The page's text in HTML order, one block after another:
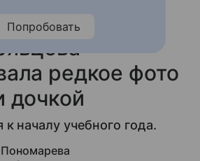
жизнь
редкое фото
дочкой
к началу учебного года.
Попробовать